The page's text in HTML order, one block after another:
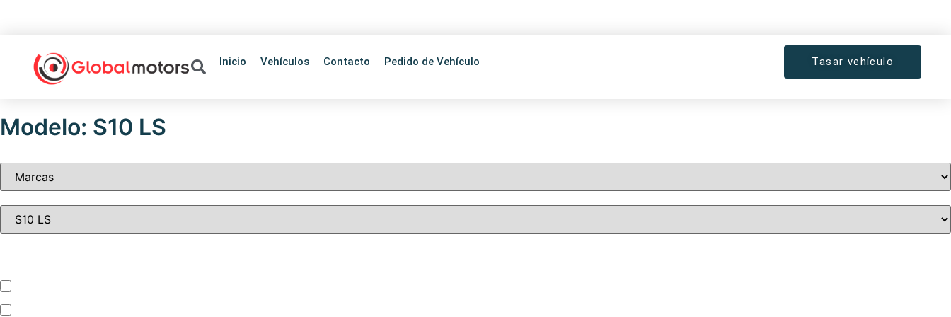
Inicio Vehículos Contacto Pedido de Vehículo Tasar vehículo
Modelo: S10 LS